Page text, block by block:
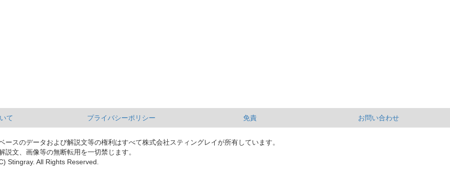
て プライバシーポリシー 免責 お問い合わせ
ースのデータおよび解説文等の権利はすべて株式会社スティングレイが所有しています。
説文、画像等の無断転用を一切禁じます。
Stingray. All Rights Reserved.